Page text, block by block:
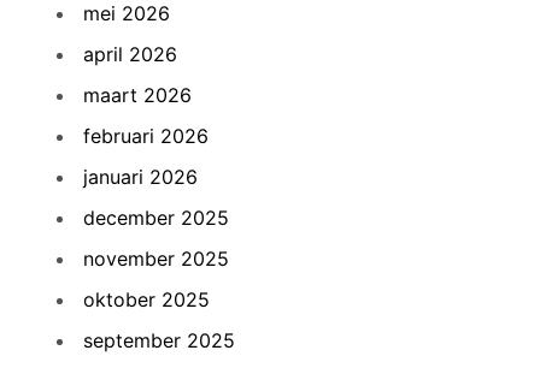
mei 2026
april 2026
maart 2026
februari 2026
januari 2026
december 2025
november 2025
oktober 2025
september 2025